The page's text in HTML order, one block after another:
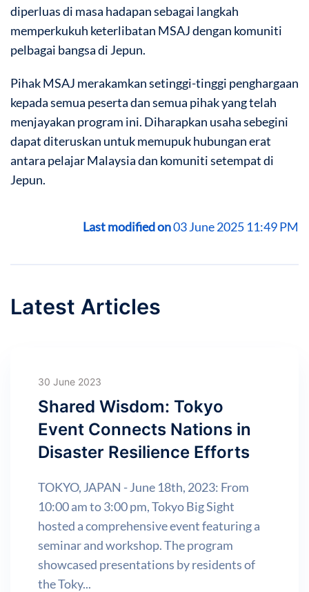
diperluas di masa hadapan sebagai langkah
memperkukuh keterlibatan MSAJ dengan komuniti
pelbagai bangsa di Jepun.
Pihak MSAJ merakamkan setinggi-tinggi penghargaan
kepada semua peserta dan semua pihak yang telah
menjayakan program ini. Diharapkan usaha sebegini
dapat diteruskan untuk memupuk hubungan erat
antara pelajar Malaysia dan komuniti setempat di
Jepun.
Last modified on03 June 2025 11:49 PM
Latest Articles
30 June 2023
Shared Wisdom: Tokyo
Event Connects Nations in
Disaster Resilience Efforts
TOKYO, JAPAN - June 18th, 2023: From
10:00 am to 3:00 pm, Tokyo Big Sight
hosted a comprehensive event featuring a
seminar and workshop. The program
showcased presentations by residents of
the Toky...